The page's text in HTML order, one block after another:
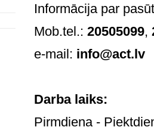
Informācija par
Mob.tel.: 20505099,
e-mail: info@act.lv
Pirmdiena -